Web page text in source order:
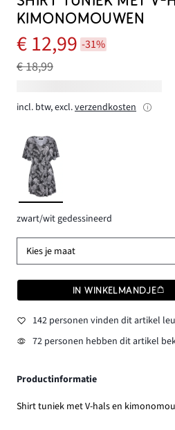
KIMONOMOUWEN
€ 12,99 -31%
€ 18,99
incl. btw, excl.verzendkosten
zwart/wit gedessineerd
Kies je maat
IN WINKELMANDJE
142 personen vinden dit artikel
72 personen hebben dit artikel
Productinformatie
Shirt tuniek met V-hals en